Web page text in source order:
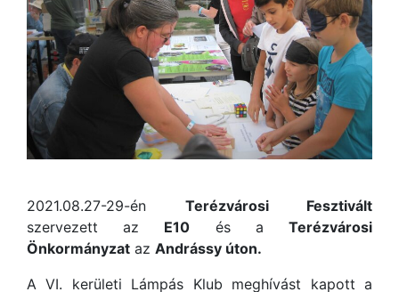
2021.08.27-29-én Terézvárosi Fesztivált
szervezett az E10 és aTerézvárosi
Önkormányzat az Andrássy úton.
A VI. kerületi Lámpás Klub meghívást kapott a